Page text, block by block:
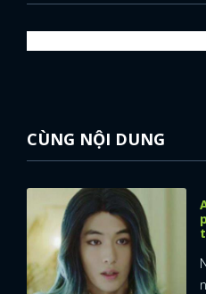
CÙNG NỘI DUNG